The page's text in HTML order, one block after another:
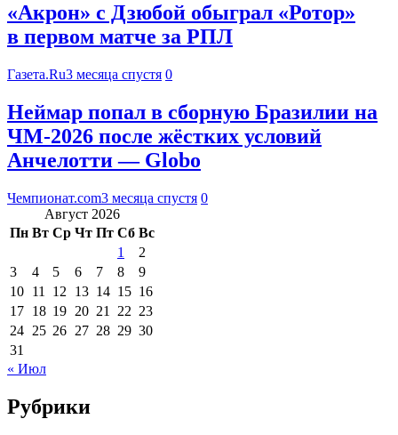
«Акрон» с Дзюбой обыграл «Ротор»
в первом матче за РПЛ
Газета.Ru3 месяца спустя 0
Неймар попал в сборную Бразилии на
ЧМ‑2026 после жёстких условий
Анчелотти — Globo
Чемпионат.com3 месяца спустя 0
Август 2026
Пн Вт Ср Чт Пт Сб Вс
1
2
3
4 5 6 7 8
9
10 11 12 13 14 15 16
17 18 19 20 21 22 23
24 25 26 27 28 29 30
31
« Июл
Рубрики